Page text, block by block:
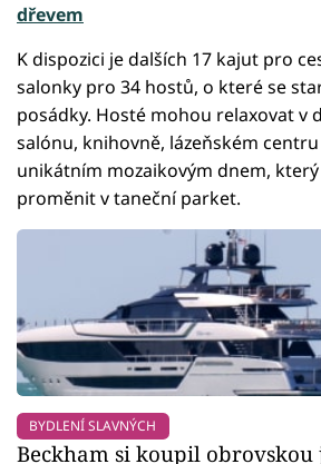
dřevem
K dispozici je dalších 17 kajut pro
salonky pro 34 hostů, o které se
posádky. Hosté mohou relaxovat v
salónu, knihovně, lázeňském
unikátním mozaikovým dnem, který
proměnit v taneční parket.
BYDLENÍ SLAVNÝCH
Beckham si koupil